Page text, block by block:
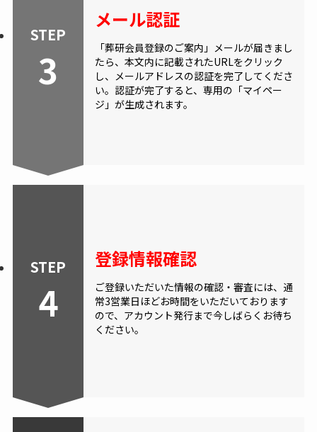
STEP
3
メール認証
「葬研会員登録のご案内」メールが届きまし
たら、本文内に記載されたURLをクリック
し、メールアドレスの認証を完了してくださ
い。認証が完了すると、専用の「マイペー
ジ」が生成されます。
STEP
4
登録情報確認
ご登録いただいた情報の確認・審査には、通
常3営業日ほどお時間をいただいております
ので、アカウント発行まで今しばらくお待ち
ください。